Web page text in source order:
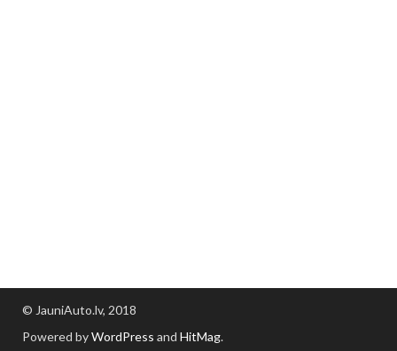
© JauniAuto.lv, 2018
Powered byWordPress and HitMag.